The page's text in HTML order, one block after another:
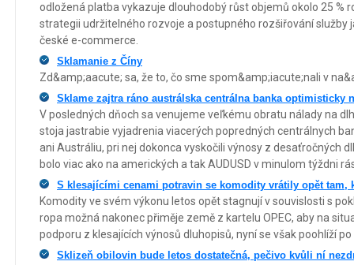
odložená platba vykazuje dlouhodobý růst objemů okolo 25 %
strategii udržitelného rozvoje a postupného rozšiřování služby
české e-commerce.
Sklamanie z Číny
Zd&amp;aacute; sa, že to, čo sme spom&amp;iacute;nali v
Sklame zajtra ráno austrálska centrálna banka optimisticky
V posledných dňoch sa venujeme veľkému obratu nálady na
stoja jastrabie vyjadrenia viacerých popredných centrálnych
ani Austráliu, pri nej dokonca vyskočili výnosy z desaťročných
bolo viac ako na amerických a tak AUDUSD v minulom týždni
S klesajícími cenami potravin se komodity vrátily opět tam,
Komodity ve svém výkonu letos opět stagnují v souvislosti s
ropa možná nakonec přiměje země z kartelu OPEC, aby na
podporu z klesajících výnosů dluhopisů, nyní se však poohlíží
Sklizeň obilovin bude letos dostatečná, pečivo kvůli ní